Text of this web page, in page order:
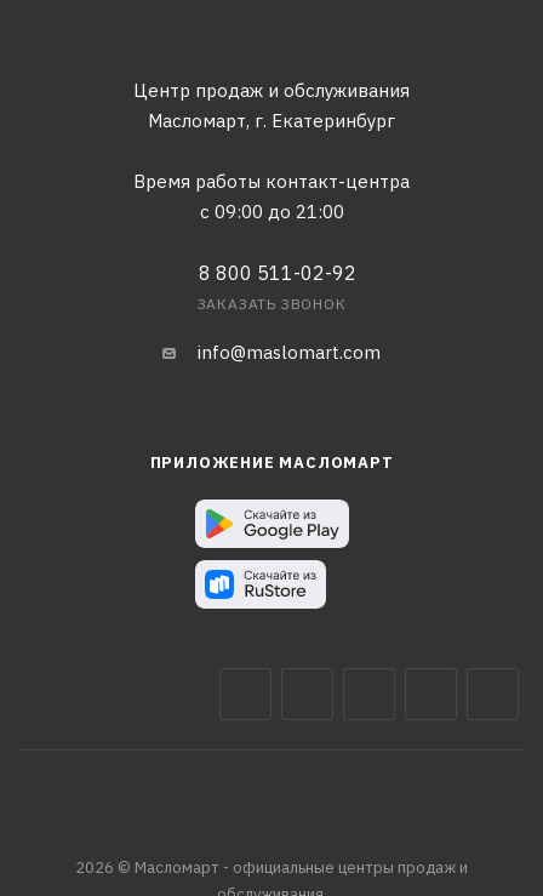
Центр продаж и обслуживания
Масломарт, г. Екатеринбург
Время работы контакт-центра
с 09:00 до 21:00
8 800 511-02-92
ЗАКАЗАТЬ ЗВОНОК
info@maslomart.com
ПРИЛОЖЕНИЕ МАСЛОМАРТ
2026 © Масломарт - официальные центры продаж и